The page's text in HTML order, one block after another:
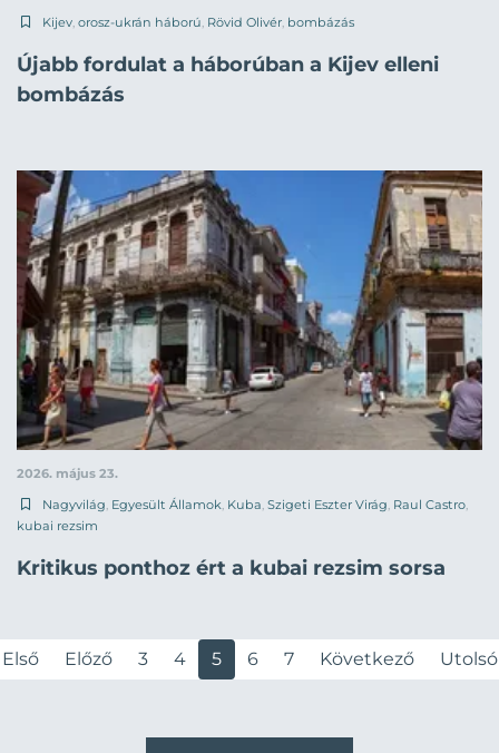
Kijev orosz-ukrán háború Rövid Olivér bombázás
Újabb fordulat a háborúban a Kijev elleni
bombázás
2026. május 23.
Nagyvilág, Egyesült Államok, Kuba, Szigeti Eszter Virág, Raul Castro,
kubai rezsim
Kritikus ponthoz ért a kubai rezsim sorsa
Első Előző 3 4 5 6 7 Következő Utolsó